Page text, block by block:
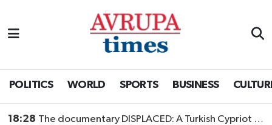
POLITICS WORLD SPORTS BUSINESS
18:28 The documentary DISPLACED: A Turkish Cypriot Story is now available to watch
Nöbetçi Eczaneler